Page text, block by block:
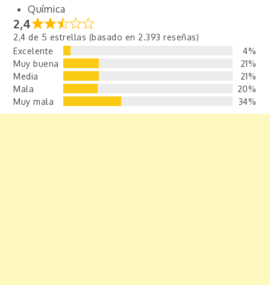
Química
2,4
2,4 de 5 estrellas (basado en 2.393 reseñas)
Excelente
4%
Muy buena
21%
Media
21%
Mala
20%
Muy mala
34%